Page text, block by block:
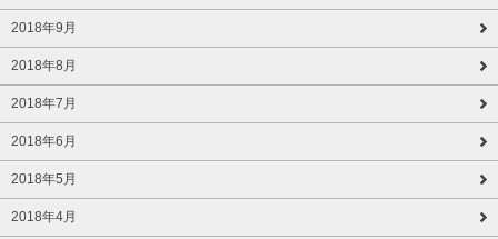
2018年9月
2018年8月
2018年7月
2018年6月
2018年5月
2018年4月